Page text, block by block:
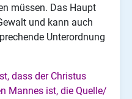
müssen. Das Haupt
und kann auch
Unterordnung
dass der Christus
Mannes ist, die Quelle/